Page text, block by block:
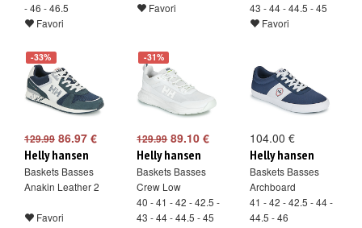
- 46 - 46.5
Favori
Favori
43 - 44 - 44.5 - 45
Favori
-33%
129.99 86.97 €
Helly hansen
Baskets Basses
Anakin Leather 2
Favori
-31%
129.9989.10 €
Helly hansen
Baskets Basses
Crew Low
40 - 41 - 42 - 42.5 -
43 - 44 - 44.5 - 45
104.00 €
Helly hansen
Baskets Basses
Archboard
41 - 42 - 42.5 - 44 -
44.5 - 46